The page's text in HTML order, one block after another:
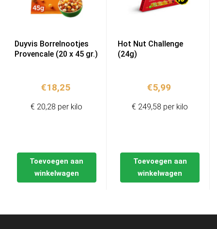
Duyvis Borrelnootjes
Provencale (20 x 45 gr.)
€18,25
Toevoegen aan
winkelwagen
€ 20,28 per kilo
Hot Nut Challenge
(24g)
€5,99
Toevoegen aan
winkelwagen
€ 249,58 per kilo